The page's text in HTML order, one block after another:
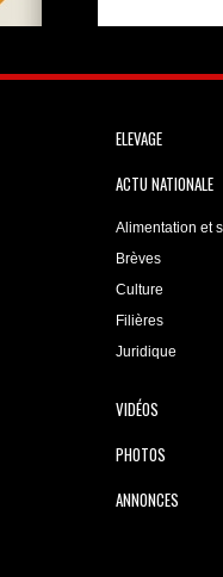
ELEVAGE
ACTU NATIONALE
Alimentation et
Brèves
Culture
Filières
Juridique
VIDÉOS
PHOTOS
ANNONCES